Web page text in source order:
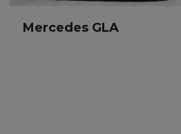
Mercedes GLA